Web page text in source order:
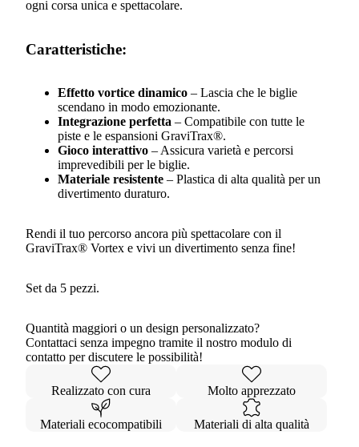
ogni corsa unica e spettacolare.
Caratteristiche:
Effetto vortice dinamico – Lascia che le biglie
scendano in modo emozionante.
Integrazione perfetta – Compatibile con tutte le
piste e le espansioni GraviTrax®.
Gioco interattivo – Assicura varietà e percorsi
imprevedibili per le biglie.
Materiale resistente – Plastica di alta qualità per un
divertimento duraturo.
Rendi il tuo percorso ancora più spettacolare con il
GraviTrax® Vortex e vivi un divertimento senza fine!
Set da 5 pezzi.
Quantità maggiori o un design personalizzato?
Contattaci senza impegno tramite il nostro modulo di
contatto per discutere le possibilità!
Realizzato con cura Molto apprezzato
Materiali ecocompatibili Materiali di alta qualità